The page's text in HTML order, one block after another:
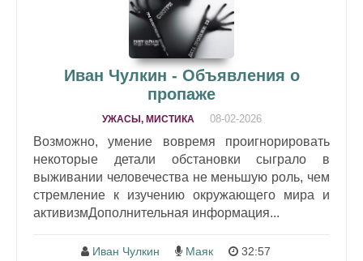
Иван Чулкин - Объявления о
пропаже
УЖАСЫ, МИСТИКА 08-02-2026
Возможно, умение вовремя проигнорировать
некоторые детали обстановки сыграло в
выживании человечества не меньшую роль, чем
стремление к изучению окружающего мира и
активизмДополнительная информация...
Иван Чулкин Маяк 32:57